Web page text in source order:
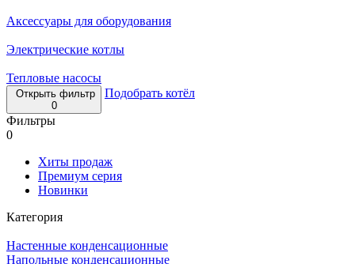
Аксессуары для оборудования
Электрические котлы
Тепловые насосы
Открыть фильтр
0
Подобрать котёл
Фильтры
0
Хиты продаж
Премиум серия
Новинки
Категория
Настенные конденсационные
Напольные конденсационные